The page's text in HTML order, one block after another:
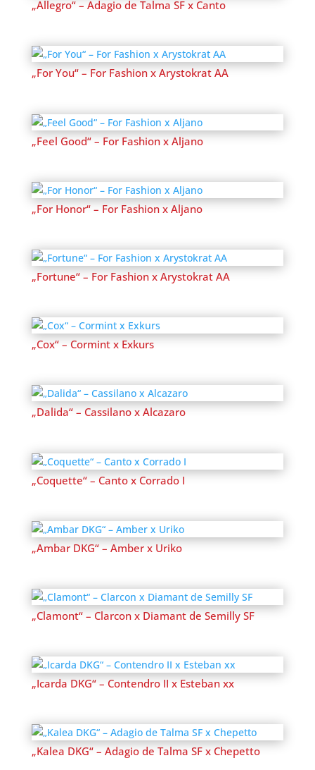
„Allegro“ – Adagio de Talma SF x Canto
„For You“ – For Fashion x Arystokrat AA
„Feel Good“ – For Fashion x Aljano
„For Honor“ – For Fashion x Aljano
„Fortune“ – For Fashion x Arystokrat AA
„Cox“ – Cormint x Exkurs
„Dalida“ – Cassilano x Alcazaro
„Coquette“ – Canto x Corrado I
„Ambar DKG“ – Amber x Uriko
„Clamont“ – Clarcon x Diamant de Semilly SF
„Icarda DKG“ – Contendro II x Esteban xx
„Kalea DKG“ – Adagio de Talma SF x Chepetto